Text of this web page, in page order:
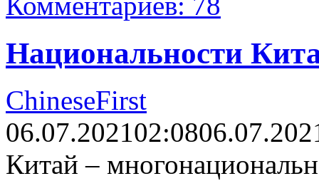
Национальности
ChineseFirst
06.07.202102:08
Китай –